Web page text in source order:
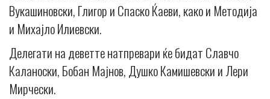
Вукашиновски, Глигор и Спаско Ќаеви, како и Методија
и Михајло Илиевски.
Делегати на деветте натпревари ќе бидат Славчо
Каланоски, Бобан Мајнов, Душко Камишевски и Лери
Мирчески.